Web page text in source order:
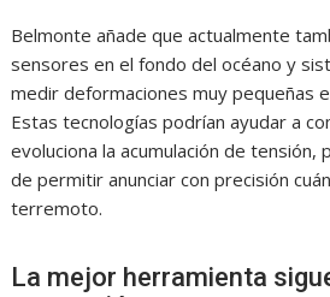
Belmonte añade que actualmente
sensores en el fondo del océano y
medir deformaciones muy pequeñas
Estas tecnologías podrían ayudar a
evoluciona la acumulación de
de permitir anunciar con precisión
terremoto.
La mejor herramienta